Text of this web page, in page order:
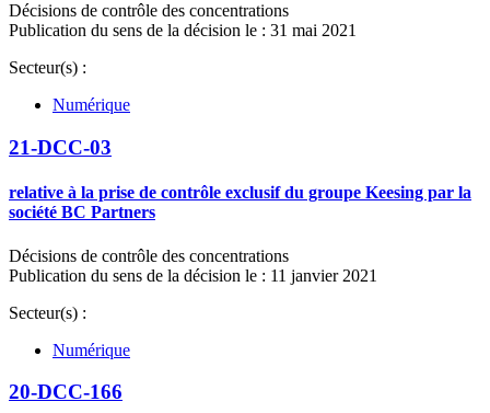
Décisions de contrôle des concentrations
Publication du sens de la décision le : 31 mai 2021
Secteur(s) :
Numérique
21-DCC-03
relative à la prise de contrôle exclusif du groupe Keesing par la
société BC Partners
Décisions de contrôle des concentrations
Publication du sens de la décision le : 11 janvier 2021
Secteur(s) :
Numérique
20-DCC-166